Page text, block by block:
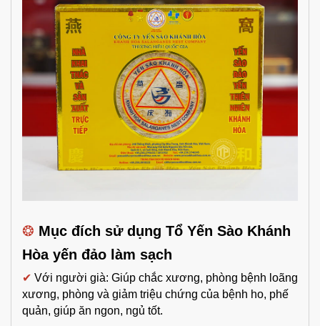
❂ Mục đích sử dụng Tổ Yến Sào Khánh
Hòa yến đảo làm sạch
✔ Với người già: Giúp chắc xương, phòng bệnh loãng
xương, phòng và giảm triệu chứng của bệnh ho, phế
quản, giúp ăn ngon, ngủ tốt.